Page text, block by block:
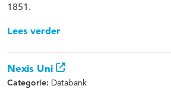
1851.
Lees verder
Nexis Uni
Categorie: Databank